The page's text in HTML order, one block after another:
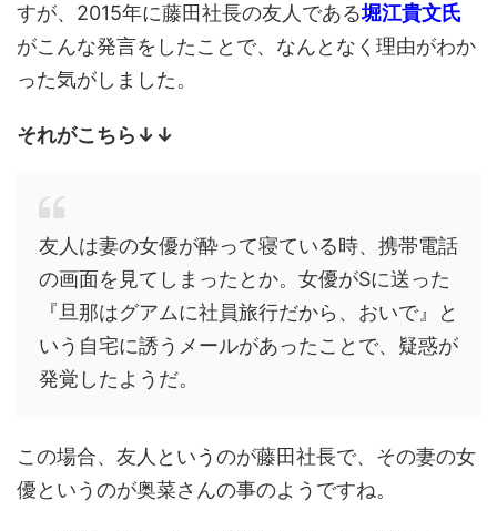
すが、2015年に藤田社長の友人である堀江貴文氏
がこんな発言をしたことで、なんとなく理由がわか
った気がしました。
それがこちら↓↓
友人は妻の女優が酔って寝ている時、携帯電話
の画面を見てしまったとか。女優がSに送った
『旦那はグアムに社員旅行だから、おいで』と
いう自宅に誘うメールがあったことで、疑惑が
発覚したようだ。
この場合、友人というのが藤田社長で、その妻の女
優というのが奥菜さんの事のようですね。